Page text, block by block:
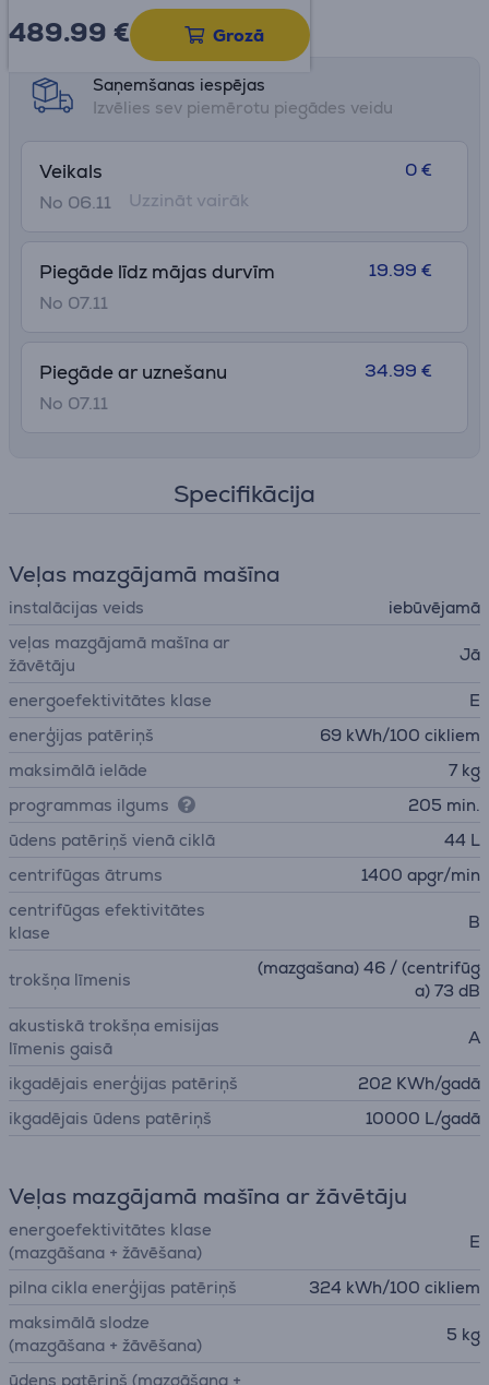
489.99 € Grozā
Datu lapa
Saņemšanas iespējas
Izvēlies sev piemērotu piegādes veidu
Veikals
No 06.11
0 €
Uzzināt vairāk
Piegāde līdz mājas durvīm
No 07.11
19.99 €
Piegāde ar uznešanu
No 07.11
34.99 €
Specifikācija
Veļas mazgājamā mašīna
instalācijas veids
iebūvējamā
veļas mazgājamā mašīna ar
žāvētāju
Jā
energoefektivitātes klase
E
enerģijas patēriņš
69 kWh/100 cikliem
maksimālā ielāde
7 kg
programmas ilgums
205 min.
ūdens patēriņš vienā ciklā
44 L
centrifūgas ātrums
1400 apgr/min
centrifūgas efektivitātes
klase
B
trokšņa līmenis
(mazgašana) 46 / (centrifūg
a) 73 dB
akustiskā trokšņa emisijas
līmenis gaisā
A
ikgadējais enerģijas patēriņš
202 KWh/gadā
ikgadējais ūdens patēriņš
10000 L/gadā
Veļas mazgājamā mašīna ar žāvētāju
energoefektivitātes klase
(mazgāšana + žāvēšana)
E
pilna cikla enerģijas patēriņš
324 kWh/100 cikliem
maksimālā slodze
(mazgāšana + žāvēšana)
5 kg
ūdens patēriņš (mazgāšana +